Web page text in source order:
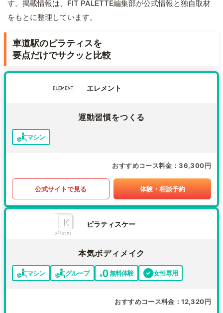
す。掲載情報は、FIT PALETTE編集部が公式情報と独自取材
をもとに整理しています。
車道駅のピラティスを
要点だけでサクッと比較
エレメント
運動習慣をつくる
マシン
おすすめコース料金 36,300円
公式サイトで見る 体験・相談予約
ピラティスケー
本気ボディメイク
マシン グループ 無料体験 女性専用
おすすめコース料金 12,320円